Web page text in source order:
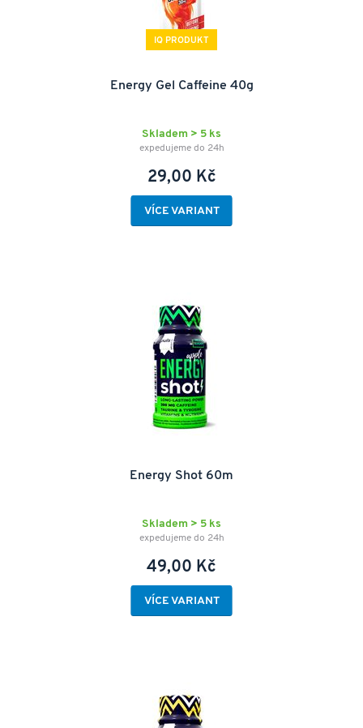
IQ PRODUKT
Energy Gel Caffeine 40g
Skladem > 5 ks
expedujeme do 24h
29,00 Kč
VÍCE VARIANT
Energy Shot 60m
Skladem > 5 ks
expedujeme do 24h
49,00 Kč
VÍCE VARIANT